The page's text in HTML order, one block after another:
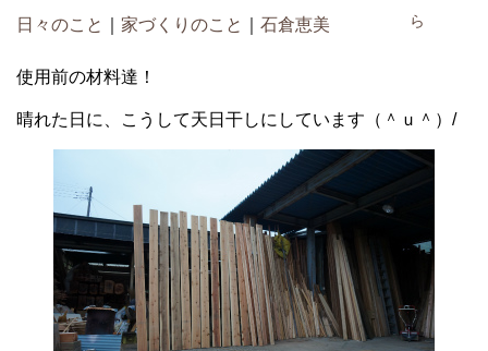
ら
日々のこと
家づくりのこと 石倉恵美
使用前の材料達！
晴れた日に、こうして天日干しにしています（＾ｕ＾）/